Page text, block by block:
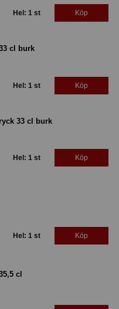
Hel: 1 st Köp
cl burk
Hel: 1 st Köp
33 cl burk
Hel: 1 st Köp
Hel: 1 st Köp
cl